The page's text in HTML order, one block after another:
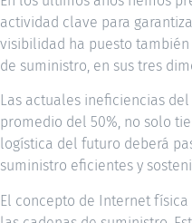
actividad clave para
visibilidad ha puesto
de suministro, en sus tres
Las actuales ineficiencias
promedio del 50%, no solo
logística del futuro deberá
suministro eficientes y
El concepto de Internet